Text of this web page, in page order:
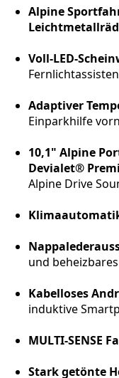
Alpine
Voll-LED-
Adaptiver
Einparkhilfe
10,1" Alpine
Devialet®
Alpine Drive
und
Kabelloses
induktive
MULTI-SENSE
Stark getönte